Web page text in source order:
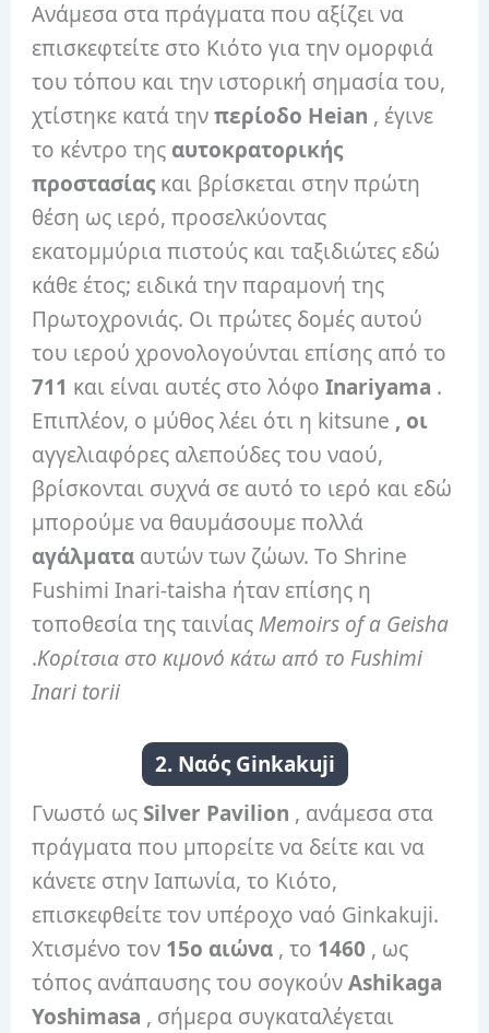
Ανάμεσα στα πράγματα που αξίζει να
επισκεφτείτε στο Κιότο για την ομορφιά
του τόπου και την ιστορική σημασία του,
χτίστηκε κατά τηνπερίοδο Heian , έγινε
το κέντρο της αυτοκρατορικής
προστασίαςκαι βρίσκεται στην πρώτη
θέση ως ιερό, προσελκύοντας
εκατομμύρια πιστούς και ταξιδιώτες εδώ
κάθε έτος; ειδικά την παραμονή της
Πρωτοχρονιάς. Οι πρώτες δομές αυτού
του ιερού χρονολογούνται επίσης από το
711 και είναι αυτές στο λόφοInariyama .
Επιπλέον, ο μύθος λέει ότι η kitsune , οι
αγγελιαφόρες αλεπούδες του ναού,
βρίσκονται συχνά σε αυτό το ιερό και εδώ
μπορούμε να θαυμάσουμε πολλά
αγάλματα αυτών των ζώων. Το Shrine
Fushimi Inari-taisha ήταν επίσης η
τοποθεσία της ταινίας Memoirs of a Geisha
.Κορίτσια στο κιμονό κάτω από το Fushimi
Inari torii
2. Ναός Ginkakuji
Γνωστό ως Silver Pavilion , ανάμεσα στα
πράγματα που μπορείτε να δείτε και να
κάνετε στην Ιαπωνία, το Κιότο,
επισκεφθείτε τον υπέροχο ναό Ginkakuji.
Χτισμένο τον 15ο αιώνα , το 1460 , ως
τόπος ανάπαυσης του σογκούνAshikaga
Yoshimasa , σήμερα συγκαταλέγεται